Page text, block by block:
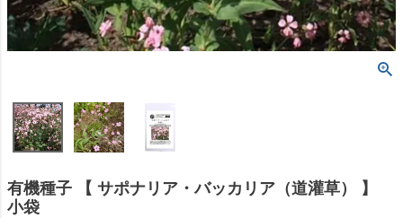
有機種子 【 サポナリア・バッカリア（道灌草） 】
小袋